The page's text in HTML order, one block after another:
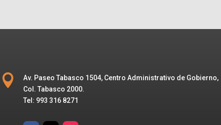

Av. Paseo Tabasco 1504, Centro Administrativo de Gobierno,
Col. Tabasco 2000.
Tel: 993 316 8271